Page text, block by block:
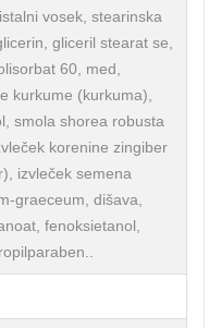
vosek, stearinska
gliceril stearat se,
60, med,
kurkume (kurkuma),
smola shorea robusta
korenine zingiber
izvleček semena
graeceum, dišava,
fenoksietanol,